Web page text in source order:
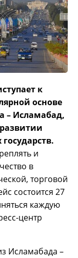
к
основе
– Исламабад,
и
в
торговой
состоится 27
каждую
центр
Исламабада –